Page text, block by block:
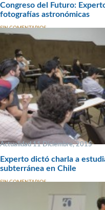
Congreso del Futuro:
fotografías astronómicas
SIN COMENTARIOS
Actualidad 11 Diciembre, 2015
Experto dictó charla a
subterránea en Chile
SIN COMENTARIOS